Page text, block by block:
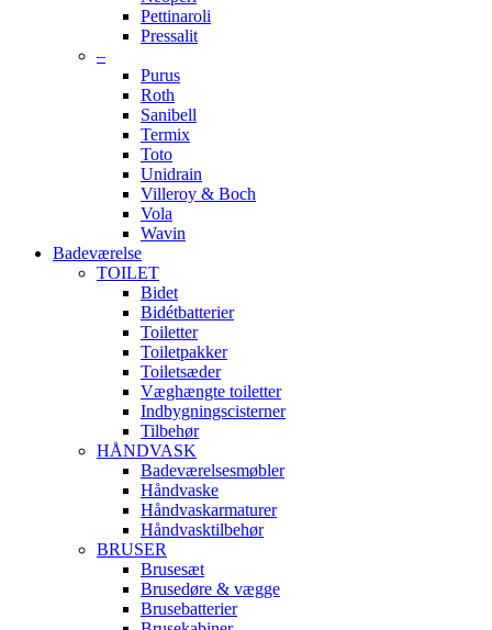
Pettinaroli
Pressalit
–
Purus
Roth
Sanibell
Termix
Toto
Unidrain
Villeroy & Boch
Vola
Wavin
Badeværelse
TOILET
Bidet
Bidétbatterier
Toiletter
Toiletpakker
Toiletsæder
Væghængte toiletter
Indbygningscisterner
Tilbehør
HÅNDVASK
Badeværelsesmøbler
Håndvaske
Håndvaskarmaturer
Håndvasktilbehør
BRUSER
Brusesæt
Brusedøre & vægge
Brusebatterier